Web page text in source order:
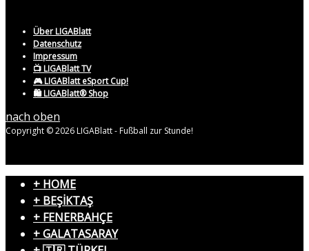
Über LIGABlatt
Datenschutz
Impressum
📺 LIGABlatt TV
🎮 LIGABlatt eSport Cup!
🛍️ LIGABlatt® Shop
nach oben
Copyright © 2026 LIGABlatt - Fußball zur Stunde!
+ HOME
+ BEŞİKTAŞ
+ FENERBAHÇE
+ GALATASARAY